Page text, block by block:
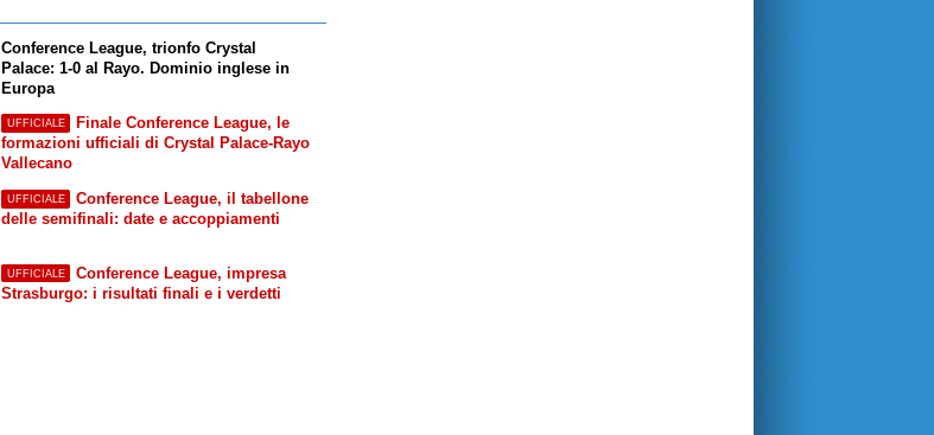
Conference League, trionfo Crystal
Palace: 1-0 al Rayo. Dominio inglese in
Europa
UFFICIALE
Finale Conference League, le
formazioni ufficiali di Crystal Palace-Rayo
Vallecano
UFFICIALE
Conference League, il tabellone
delle semifinali: date e accoppiamenti
UFFICIALE
Conference League, impresa
Strasburgo: i risultati finali e i verdetti